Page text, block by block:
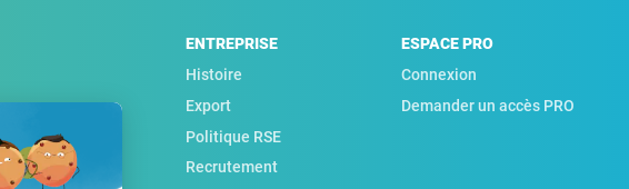
ENTREPRISE
Histoire
Export
Politique RSE
Recrutement
ESPACE PRO
Connexion
Demander un accès PRO